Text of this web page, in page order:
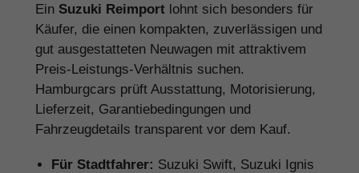
Ein Suzuki Reimport lohnt sich besonders für
Käufer, die einen kompakten, zuverlässigen und
gut ausgestatteten Neuwagen mit attraktivem
Preis-Leistungs-Verhältnis suchen.
Hamburgcars prüft Ausstattung, Motorisierung,
Lieferzeit, Garantiebedingungen und
Fahrzeugdetails transparent vor dem Kauf.
Für Stadtfahrer: Suzuki Swift, Suzuki Ignis